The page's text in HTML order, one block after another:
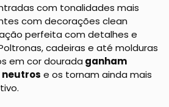
com tonalidades mais
com decorações clean
perfeita com detalhes e
cadeiras e até molduras
em cor dourada ganham
e os tornam ainda mais